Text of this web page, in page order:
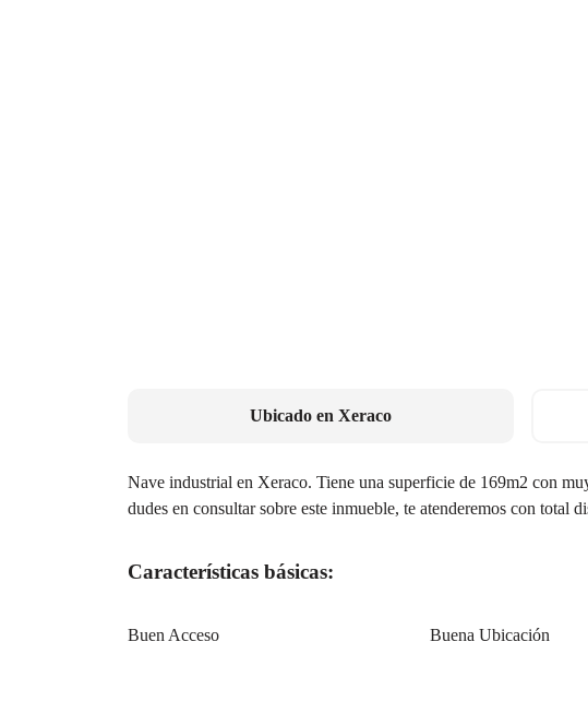
Ubicado en Xeraco
Nave industrial en Xeraco. Tiene una superficie de 169m2 con
dudes en consultar sobre este inmueble, te atenderemos con total
Características básicas:
Buen Acceso Buena Ubicación